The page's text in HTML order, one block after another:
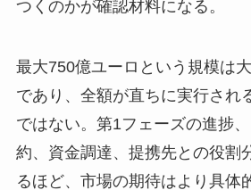
つくのかが確認材料になる。
最大750億ユーロという規模は
であり、全額が直ちに実行され
ではない。第1フェーズの進捗
約、資金調達、提携先との役割
るほど、市場の期待はより具体